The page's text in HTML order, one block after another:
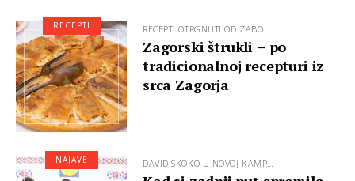
RECEPTI OTRGNUTI OD ZABO…
Zagorski štrukli – po
tradicionalnoj recepturi iz
srca Zagorja
RECEPTI
DAVID SKOKO U NOVOJ KAMP…
NAJAVE